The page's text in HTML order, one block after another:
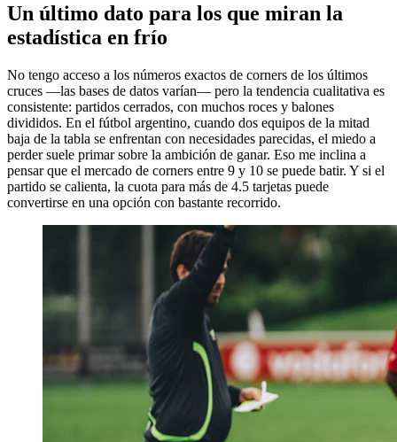
Un último dato para los que miran la
estadística en frío
No tengo acceso a los números exactos de corners de los últimos
cruces —las bases de datos varían— pero la tendencia cualitativa es
consistente: partidos cerrados, con muchos roces y balones
divididos. En el fútbol argentino, cuando dos equipos de la mitad
baja de la tabla se enfrentan con necesidades parecidas, el miedo a
perder suele primar sobre la ambición de ganar. Eso me inclina a
pensar que el mercado de corners entre 9 y 10 se puede batir. Y si el
partido se calienta, la cuota para más de 4.5 tarjetas puede
convertirse en una opción con bastante recorrido.